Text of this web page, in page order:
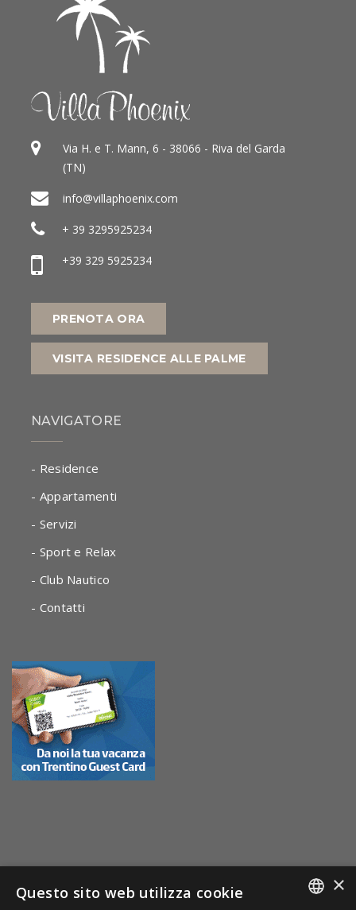
Via H. e T. Mann, 6 - 38066 - Riva del Garda
(TN)
info@villaphoenix.com
+ 39 3295925234
+39 329 5925234
PRENOTA ORA
VISITA RESIDENCE ALLE PALME
NAVIGATORE
- Residence
- Appartamenti
- Servizi
- Sport e Relax
- Club Nautico
- Contatti
×
Questo sito web utilizza cookie